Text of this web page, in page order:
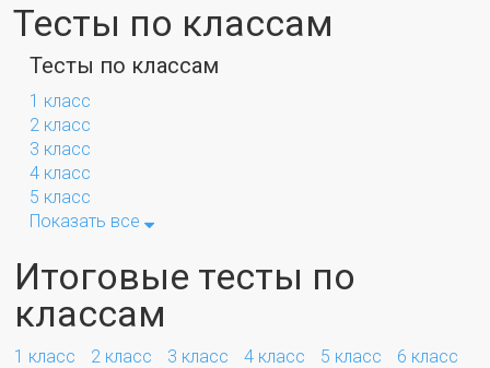
Тесты по классам
Тесты по классам
1 класс
2 класс
3 класс
4 класс
5 класс
Показать все
Итоговые тесты по
классам
1 класс 2 класс 3 класс 4 класс 5 класс
6 класс